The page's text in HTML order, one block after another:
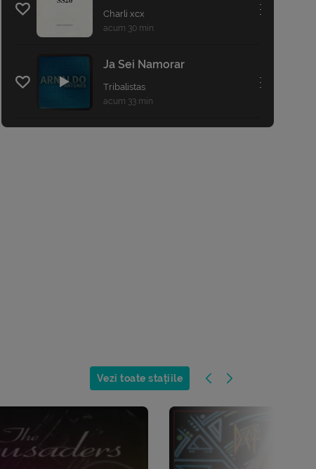
Charli xcx
acum 30 min
. . .
Ja Sei Namorar
Tribalistas
acum 33 min
. . .
Vezi toate stațiile